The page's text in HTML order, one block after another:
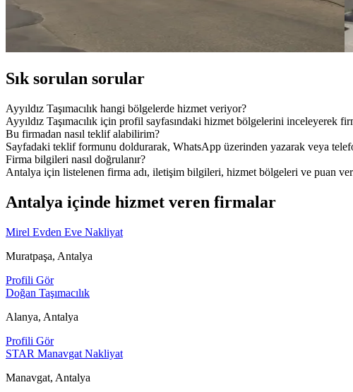
Sık sorulan sorular
Ayyıldız Taşımacılık hangi bölgelerde hizmet veriyor?
Ayyıldız Taşımacılık için profil sayfasındaki hizmet bölgelerini inceleyerek
Bu firmadan nasıl teklif alabilirim?
Sayfadaki teklif formunu doldurarak, WhatsApp üzerinden yazarak veya
Firma bilgileri nasıl doğrulanır?
Antalya için listelenen firma adı, iletişim bilgileri, hizmet bölgeleri ve puan
Antalya içinde hizmet veren firmalar
Mirel Evden Eve Nakliyat
Muratpaşa, Antalya
Profili Gör
Doğan Taşımacılık
Alanya, Antalya
Profili Gör
STAR Manavgat Nakliyat
Manavgat, Antalya